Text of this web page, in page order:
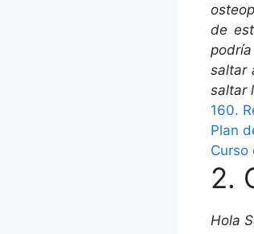
de
saltar
saltar
160.
Plan
Curso
2.
Hola